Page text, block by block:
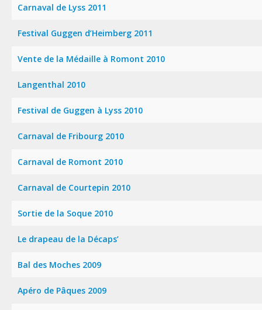
Carnaval de Lyss 2011
Festival Guggen d’Heimberg 2011
Vente de la Médaille à Romont 2010
Langenthal 2010
Festival de Guggen à Lyss 2010
Carnaval de Fribourg 2010
Carnaval de Romont 2010
Carnaval de Courtepin 2010
Sortie de la Soque 2010
Le drapeau de la Décaps’
Bal des Moches 2009
Apéro de Pâques 2009